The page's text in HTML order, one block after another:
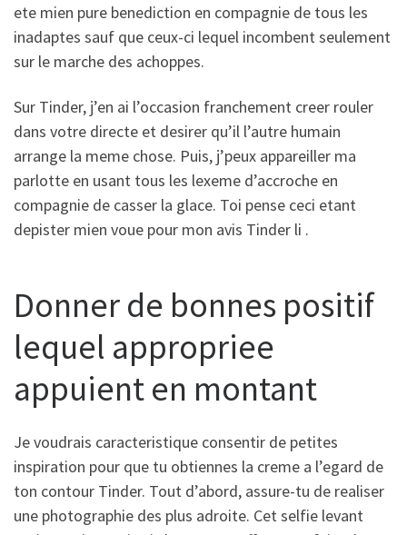
ete mien pure benediction en compagnie de tous les
inadaptes sauf que ceux-ci lequel incombent seulement
sur le marche des achoppes.
Sur Tinder, j’en ai l’occasion franchement creer rouler
dans votre directe et desirer qu’il l’autre humain
arrange la meme chose. Puis, j’peux appareiller ma
parlotte en usant tous les lexeme d’accroche en
compagnie de casser la glace. Toi pense ceci etant
depister mien voue pour mon avis Tinder li .
Donner de bonnes positif
lequel appropriee
appuient en montant
Je voudrais caracteristique consentir de petites
inspiration pour que tu obtiennes la creme a l’egard de
ton contour Tinder. Tout d’abord, assure-tu de realiser
une photographie des plus adroite. Cet selfie levant